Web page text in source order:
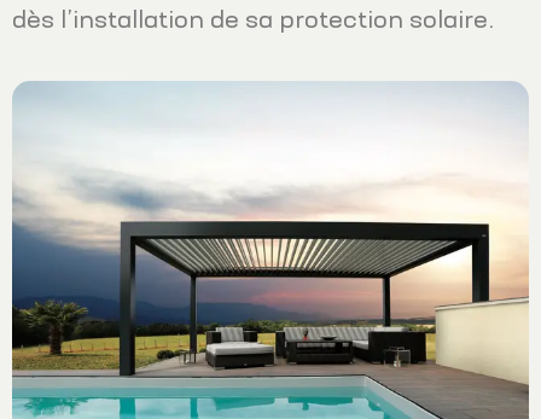
dès l’installation de sa protection solaire.